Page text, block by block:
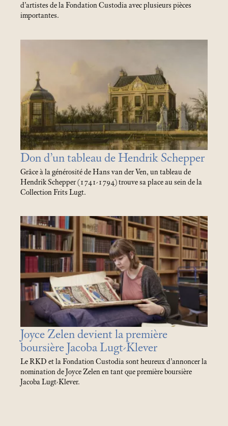
d’artistes de la Fondation Custodia avec plusieurs pièces
importantes.
Don d’un tableau de Hendrik Schepper
Grâce à la générosité de Hans van der Ven, un tableau de
Hendrik Schepper (1741-1794) trouve sa place au sein de la
Collection Frits Lugt.
Joyce Zelen devient la première
boursière Jacoba Lugt-Klever
Le RKD et la Fondation Custodia sont heureux d’annoncer la
nomination de Joyce Zelen en tant que première boursière
Jacoba Lugt-Klever.